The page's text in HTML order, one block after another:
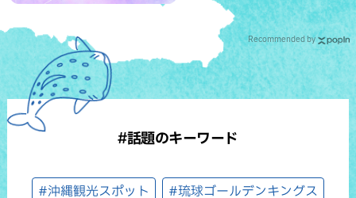
Recommended by
#話題のキーワード
#沖縄観光スポット #琉球ゴールデンキングス